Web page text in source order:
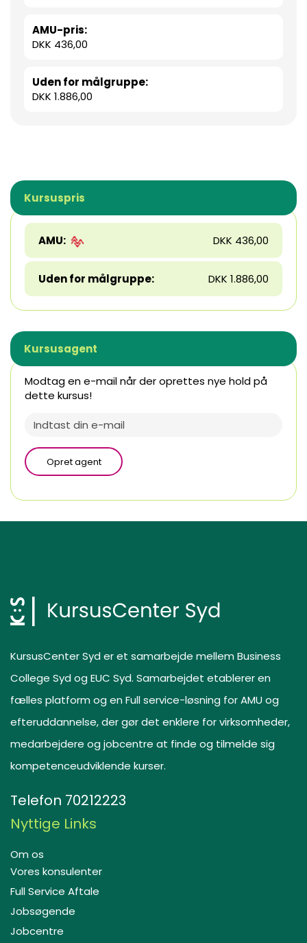
AMU-pris:
DKK 436,00
Uden for målgruppe:
DKK 1.886,00
Kursuspris
AMU: DKK 436,00
Uden for målgruppe: DKK 1.886,00
Kursusagent
Modtag en e-mail når der oprettes nye hold på
dette kursus!
Opret agent
KursusCenter Syd er et samarbejde mellem Business
College Syd og EUC Syd. Samarbejdet etablerer en
fælles platform og en Full service-løsning for AMU og
efteruddannelse, der gør det enklere for virksomheder,
medarbejdere og jobcentre at finde og tilmelde sig
kompetenceudviklende kurser.
Telefon 70212223
Nyttige Links
Om os
Vores konsulenter
Full Service Aftale
Jobsøgende
Jobcentre